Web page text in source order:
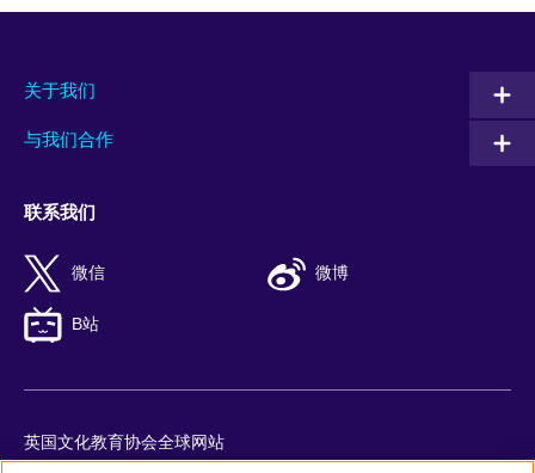
关于我们
与我们合作
联系我们
微信 微博
B站
英国文化教育协会全球网站